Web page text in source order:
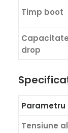
Timp boot
drop
Parametru
Tensiune